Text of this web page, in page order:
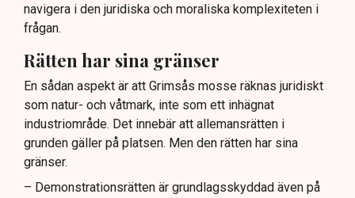
navigera i den juridiska och moraliska komplexiteten i
frågan.
Rätten har sina gränser
En sådan aspekt är att Grimsås mosse räknas juridiskt
som natur- och våtmark, inte som ett inhägnat
industriområde. Det innebär att allemansrätten i
grunden gäller på platsen. Men den rätten har sina
gränser.
– Demonstrationsrätten är grundlagsskyddad även på